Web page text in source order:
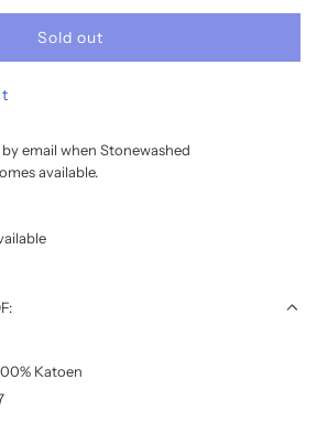
Sold out
l
i
n
email when Stonewashed
available.
Katoen